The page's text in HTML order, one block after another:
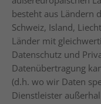
besteht aus Ländern
Schweiz, Island,
Länder mit
Datenschutz und
Datenübertragung
(d.h. wo wir Daten
Dienstleister